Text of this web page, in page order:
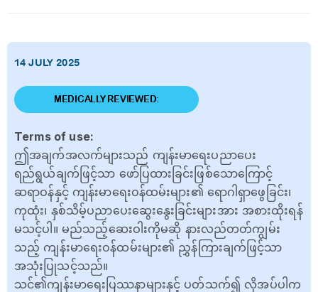
14 JULY 2025
MEDICALLY REVIEWED:
Terms of use:
ဤအချက်အလက်များသည် ကျန်းမာရေးပညာပေး
ရည်ရွယ်ချက်ဖြင့်သာ ဖော်ပြထားခြင်းဖြစ်သောကြောင့်
ဆရာဝန်နှင့် ကျန်းမာရေးဝန်ထမ်းများ၏ ရောဂါရှာဖွေခြင်း၊
ကုထုံး၊ နှစ်သိမ့်ပညာပေးဆွေးနွေးခြင်းများအား အစားထိုးရန်
မသင့်ပါ။ မည်သည့်ဆေးဝါးကိုမဆို နားလည်တတ်ကျွမ်း
သည့် ကျန်းမာရေးဝန်ထမ်းများ၏ ညွှန်ကြားချက်ဖြင့်သာ
အသုံးပြုသင့်သည်။
သင်၏ကျန်းမာရေးပြဿနာများနှင့် ပတ်သက်၍ လိုအပ်ပါက